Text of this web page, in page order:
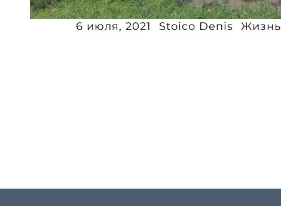
6 июля, 2021 Stoico Denis Жизнь